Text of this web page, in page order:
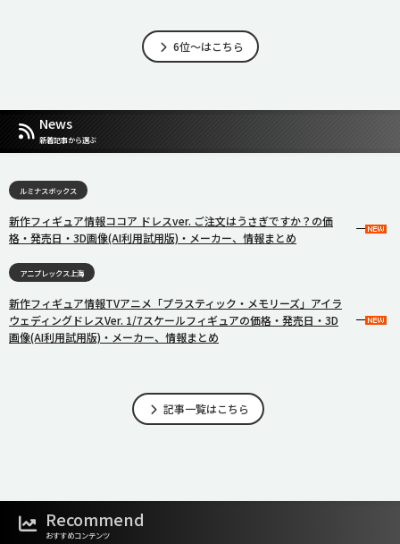
6位～はこちら
News
新着記事から選ぶ
ルミナスボックス
新作フィギュア情報ココア ドレスver. ご注文はうさぎですか？の価
格・発売日・3D画像(AI利用試用版)・メーカー、情報まとめ
アニプレックス上海
新作フィギュア情報TVアニメ「プラスティック・メモリーズ」アイラ
ウェディングドレスVer. 1/7スケールフィギュアの価格・発売日・3D
画像(AI利用試用版)・メーカー、情報まとめ
記事一覧はこちら
Recommend
おすすめコンテンツ